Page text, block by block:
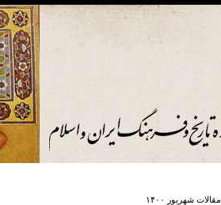
مقالات شهريور ۱۴۰۰